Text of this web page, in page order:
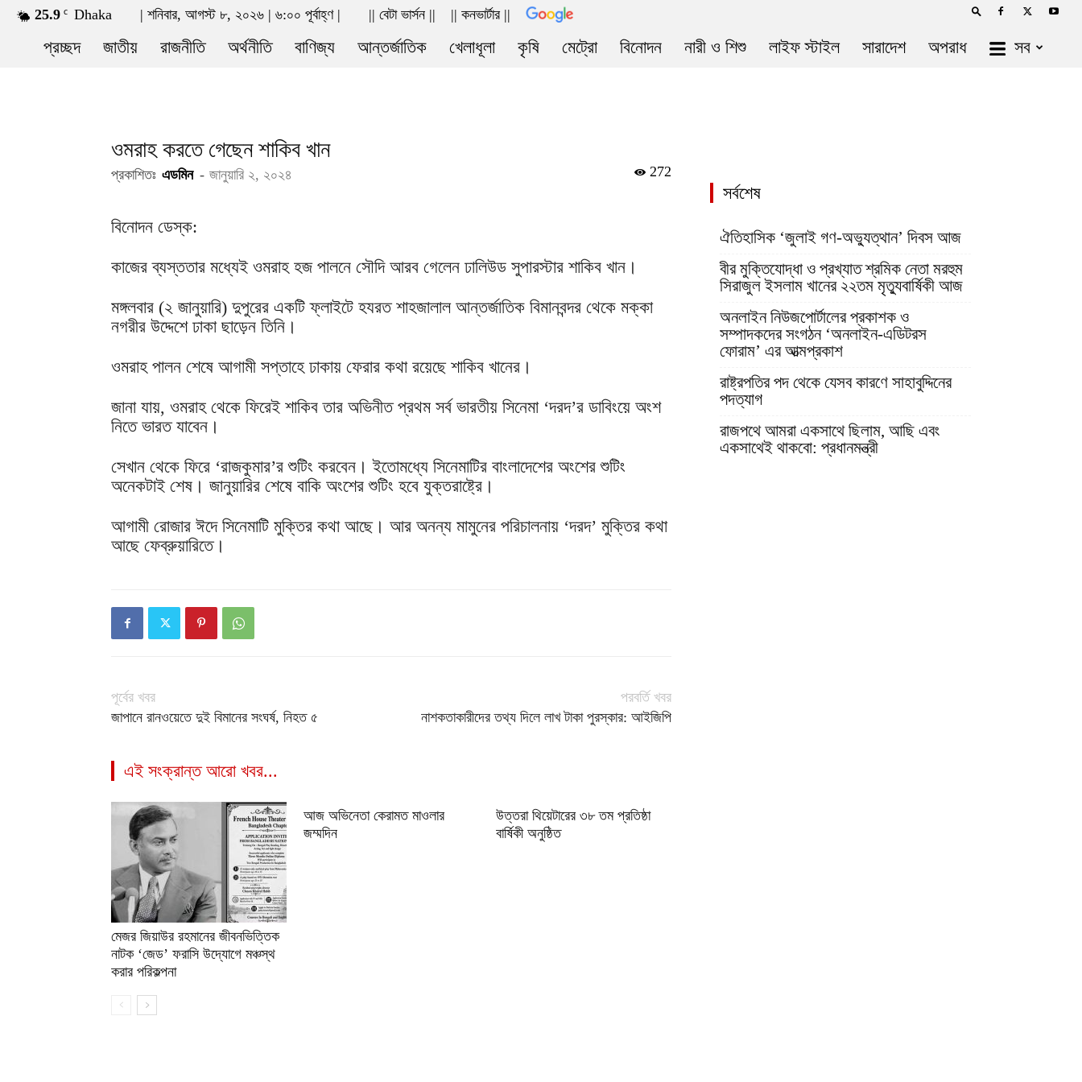
25.9 C Dhaka | শনিবার, আগস্ট ৮, ২০২৬ | ৬:০০ পূর্বাহ্ণ | || বেটা ভার্সন || || কনভার্টার ||
news21bd.net
প্রচ্ছদ জাতীয় রাজনীতি অর্থনীতি বাণিজ্য আন্তর্জাতিক খেলাধূলা কৃষি মেট্রো বিনোদন নারী ও শিশু লাইফ স্টাইল সারাদেশ অপরাধ সব
ওমরাহ করতে গেছেন শাকিব খান
প্রকাশিতঃ এডমিন - জানুয়ারি ২, ২০২৪ 272
বিনোদন ডেস্ক:
কাজের ব্যস্ততার মধ্যেই ওমরাহ হজ পালনে সৌদি আরব গেলেন ঢালিউড সুপারস্টার শাকিব খান।
মঙ্গলবার (২ জানুয়ারি) দুপুরের একটি ফ্লাইটে হযরত শাহজালাল আন্তর্জাতিক বিমানবন্দর থেকে মক্কা
নগরীর উদ্দেশে ঢাকা ছাড়েন তিনি।
ওমরাহ পালন শেষে আগামী সপ্তাহে ঢাকায় ফেরার কথা রয়েছে শাকিব খানের।
জানা যায়, ওমরাহ থেকে ফিরেই শাকিব তার অভিনীত প্রথম সর্ব ভারতীয় সিনেমা ‘দরদ’র ডাবিংয়ে অংশ
নিতে ভারত যাবেন।
সেখান থেকে ফিরে ‘রাজকুমার’র শুটিং করবেন। ইতোমধ্যে সিনেমাটির বাংলাদেশের অংশের শুটিং
অনেকটাই শেষ। জানুয়ারির শেষে বাকি অংশের শুটিং হবে যুক্তরাষ্ট্রে।
আগামী রোজার ঈদে সিনেমাটি মুক্তির কথা আছে। আর অনন্য মামুনের পরিচালনায় ‘দরদ’ মুক্তির কথা
আছে ফেব্রুয়ারিতে।
পূর্বের খবর
জাপানে রানওয়েতে দুই বিমানের সংঘর্ষ, নিহত ৫
পরবর্তি খবর
নাশকতাকারীদের তথ্য দিলে লাখ টাকা পুরস্কার: আইজিপি
এই সংক্রান্ত আরো খবর...
মেজর জিয়াউর রহমানের জীবনভিত্তিক
নাটক ‘জেড’ ফরাসি উদ্যোগে মঞ্চস্থ
করার পরিকল্পনা
আজ অভিনেতা কেরামত মাওলার
জম্মদিন
উত্তরা থিয়েটারের ৩৮ তম প্রতিষ্ঠা
বার্ষিকী অনুষ্ঠিত
সর্বশেষ
ঐতিহাসিক ‘জুলাই গণ-অভ্যুত্থান’ দিবস আজ
বীর মুক্তিযোদ্ধা ও প্রখ্যাত শ্রমিক নেতা মরহুম
সিরাজুল ইসলাম খানের ২২তম মৃত্যুবার্ষিকী আজ
অনলাইন নিউজপোর্টালের প্রকাশক ও
সম্পাদকদের সংগঠন ‘অনলাইন-এডিটরস
ফোরাম’ এর আত্মপ্রকাশ
রাষ্ট্রপতির পদ থেকে যেসব কারণে সাহাবুদ্দিনের
পদত্যাগ
রাজপথে আমরা একসাথে ছিলাম, আছি এবং
একসাথেই থাকবো: প্রধানমন্ত্রী